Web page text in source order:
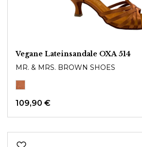
Vegane Lateinsandale OXA 514
MR. & MRS. BROWN SHOES
109,90 €